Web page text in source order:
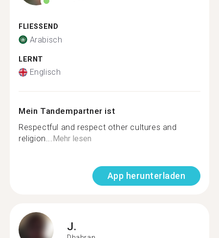
FLIESSEND
Arabisch
LERNT
Englisch
Mein Tandempartner ist
Respectful and respect other cultures and
religion...Mehr lesen
App herunterladen
J.